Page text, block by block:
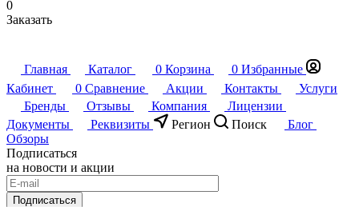
0
Заказать
Главная Каталог 0 Корзина 0 Избранные
Кабинет
0 Сравнение Акции Контакты
Услуги
Бренды
Отзывы Компания
Лицензии
Документы
Реквизиты Регион Поиск
Блог
Обзоры
Подписаться
на новости и акции
Подписаться